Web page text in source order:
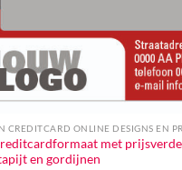
CREDITCARD ONLINE DESIGNS EN
met
en gordijnen